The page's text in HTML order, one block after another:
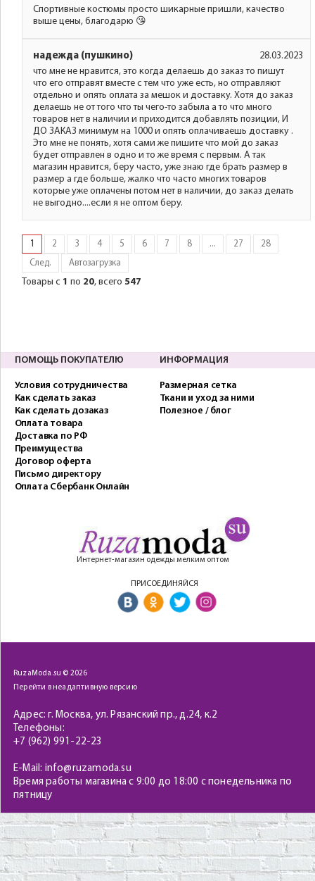
Спортивные костюмы просто шикарные пришли, качество
выше цены, благодарю 😘
надежда (пушкино)
28.03.2023
что мне не нравится, это когда делаешь до заказ то пишут
что его отправят вместе с тем что уже есть, но отправляют
отдельно и опять оплата за мешок и доставку. Хотя до заказ
делаешь не от того что ты чего-то забыла а то что много
товаров нет в наличии и приходится добавлять позиции, И
ДО ЗАКАЗ минимум на 1000 и опять оплачиваешь доставку .
Это мне не понять, хотя сами же пишите что мой до заказ
будет отправлен в одно и то же время с первым. А так
магазин нравится, беру часто, уже знаю где брать размер в
размер а где больше, жалко что часто многих товаров
которые уже оплачены потом нет в наличии, до заказ делать
не выгодно....если я не оптом беру.
1 2 3 4 5 6 7 8 ... 27 28
След. Автозагрузка
Товары с 1 по 20, всего 547
ПОМОЩЬ ПОКУПАТЕЛЮ
Условия сотрудничества
Как сделать заказ
Как сделать дозаказ
Оплата товара
Доставка по РФ
Преимущества
Договор оферта
Письмо директору
Оплата Сбербанк Онлайн
ИНФОРМАЦИЯ
Размерная сетка
Ткани и уход за ними
Полезное / блог
Интернет-магазин одежды мелким оптом
ПРИСОЕДИНЯЙСЯ
RuzaModa.su © 2026
Перейти в неадаптивную версию
Адрес: г. Москва, ул. Рязанский пр., д.24, к.2
Телефоны:
+7 (962) 991-22-23
E-Mail: info@ruzamoda.su
Время работы магазина с 9:00 до 18:00 с понедельника по
пятницу